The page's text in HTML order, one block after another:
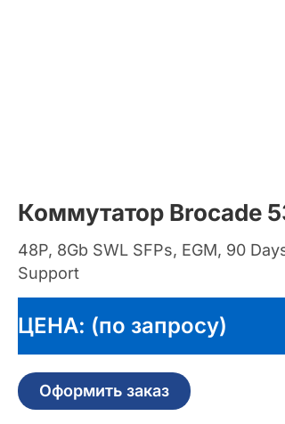
Коммутатор Brocade
48P, 8Gb SWL SFPs, EGM, 90
Support
ЦЕНА: (по запросу)
Оформить заказ